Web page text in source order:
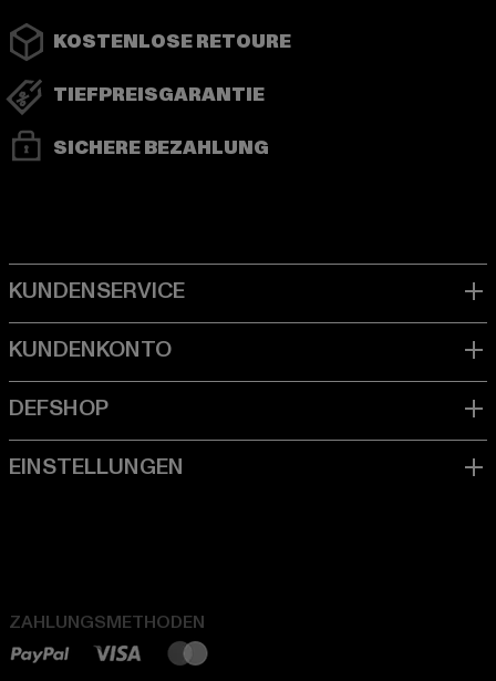
KOSTENLOSE RETOURE
TIEFPREISGARANTIE
SICHERE BEZAHLUNG
ZAHLUNGSMETHODEN